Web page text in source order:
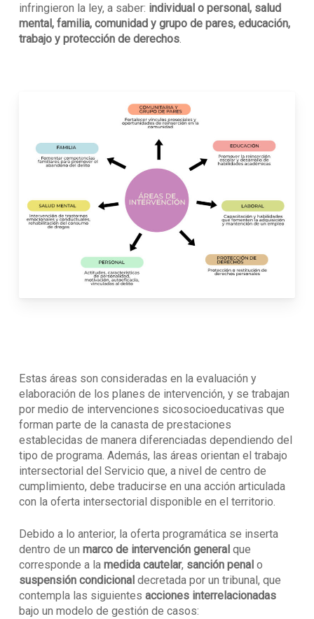
infringieron la ley, a saber: individual o personal, salud
mental, familia, comunidad y grupo de pares, educación,
trabajo y protección de derechos.
Estas áreas son consideradas en la evaluación y
elaboración de los planes de intervención, y se trabajan
por medio de intervenciones sicosocioeducativas que
forman parte de la canasta de prestaciones
establecidas de manera diferenciadas dependiendo del
tipo de programa. Además, las áreas orientan el trabajo
intersectorial del Servicio que, a nivel de centro de
cumplimiento, debe traducirse en una acción articulada
con la oferta intersectorial disponible en el territorio.
Debido a lo anterior, la oferta programática se inserta
dentro de un marco de intervención general que
corresponde a la medida cautelar, sanción penal o
suspensión condicional decretada por un tribunal, que
contempla las siguientes acciones interrelacionadas
bajo un modelo de gestión de casos: